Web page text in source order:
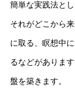
簡単な実践法と
それがどこから
に取る、瞑想中
るなどがありま
盤を築きます。